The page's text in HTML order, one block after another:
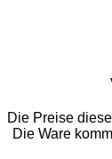
Die Preise
Die Ware